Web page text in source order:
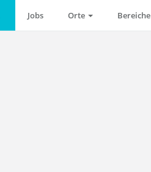
Jobs Orte Bereiche